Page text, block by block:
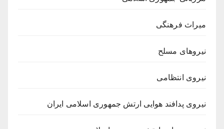
میراث فرهنگی
نیروهای مسلح
نیروی انتظامی
نیروی پدافند هوایی ارتش جمهوری اسلامی ایران